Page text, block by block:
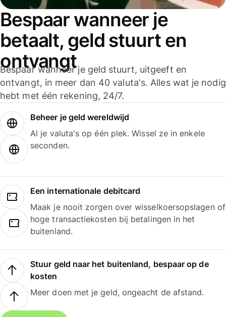
Bespaar wanneer je
betaalt, geld stuurt en
ontvangt
Bespaar wanneer je geld stuurt, uitgeeft en
ontvangt, in meer dan 40 valuta's. Alles wat je nodig
hebt met één rekening, 24/7.
Beheer je geld wereldwijd
Al je valuta's op één plek. Wissel ze in enkele
seconden.
Een internationale debitcard
Maak je nooit zorgen over wisselkoersopslagen of
hoge transactiekosten bij betalingen in het
buitenland.
Stuur geld naar het buitenland, bespaar op de
kosten
Meer doen met je geld, ongeacht de afstand.